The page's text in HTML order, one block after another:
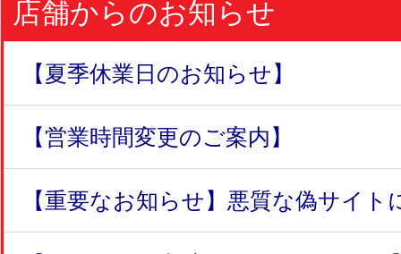
店舗からのお知らせ
【夏季休業日のお知らせ】
【営業時間変更のご案内】
【重要なお知らせ】悪質な偽サイト